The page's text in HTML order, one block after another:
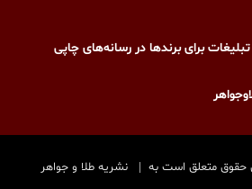
برای برندها در رسانه‌های چاپی
نشریه طلا و جواهر